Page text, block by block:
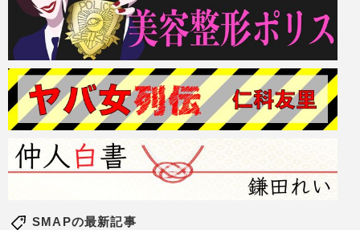
SMAPの最新記事